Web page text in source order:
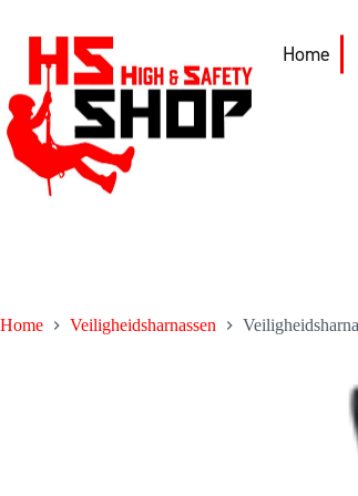
inhoud
Home
Home Veiligheidsharnassen